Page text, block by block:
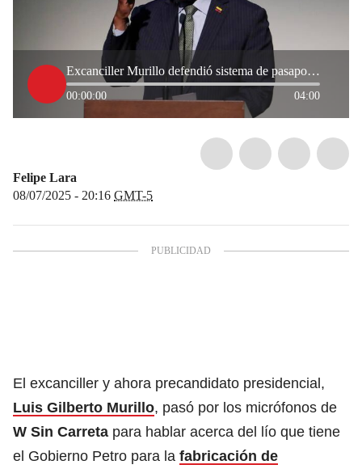
Excanciller Murillo defendió sistema de pasaportes que no se implementó: se perdieron meses valiosos
00:00:00 04:00
Felipe Lara
08/07/2025 - 20:16 GMT-5
El excanciller y ahora precandidato presidencial,
Luis Gilberto Murillo, pasó por los micrófonos de
W Sin Carreta para hablar acerca del lío que tiene
el Gobierno Petro para la fabricación de